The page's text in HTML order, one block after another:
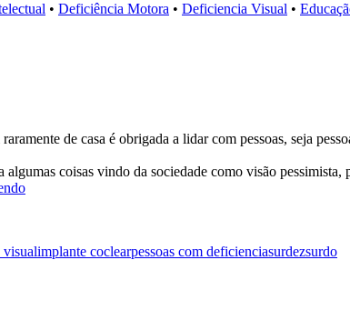
• Deficiência Motora • Deficiencia Visual •
de casa é obrigada a lidar com pessoas, seja
coisas vindo da sociedade como visão
visualimplante coclearpessoas com deficienciasurdezsurdo